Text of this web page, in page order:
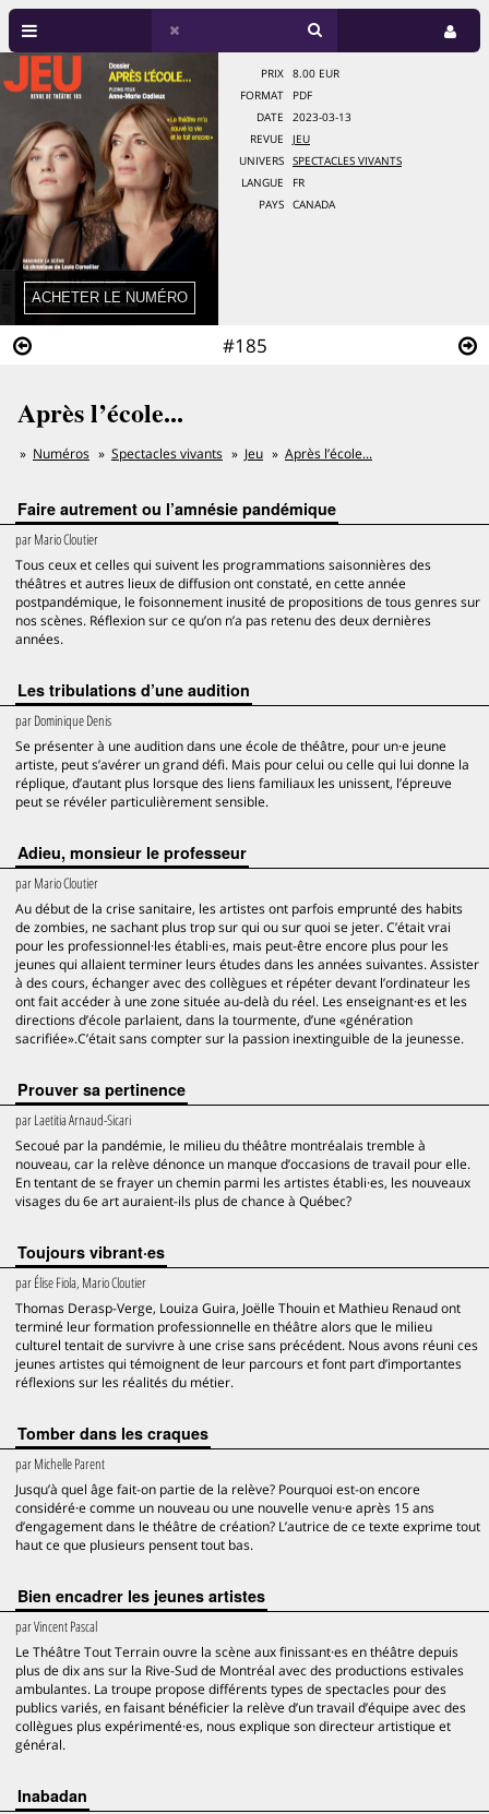
#185
PRIX
8.00 EUR
FORMAT
PDF
DATE
2023-03-13
REVUE
JEU
UNIVERS
SPECTACLES VIVANTS
LANGUE
FR
PAYS
CANADA
Après l’école...
Numéros Spectacles vivants Jeu Après l’école...
Faire autrement ou l’amnésie pandémique
parMario Cloutier
Tous ceux et celles qui suivent les programmations saisonnières des
théâtres et autres lieux de diffusion ont constaté, en cette année
postpandémique, le foisonnement inusité de propositions de tous genres sur
nos scènes. Réflexion sur ce qu’on n’a pas retenu des deux dernières
années.
Les tribulations d’une audition
parDominique Denis
Se présenter à une audition dans une école de théâtre, pour un·e jeune
artiste, peut s’avérer un grand défi. Mais pour celui ou celle qui lui donne la
réplique, d’autant plus lorsque des liens familiaux les unissent, l’épreuve
peut se révéler particulièrement sensible.
Adieu, monsieur le professeur
parMario Cloutier
Au début de la crise sanitaire, les artistes ont parfois emprunté des habits
de zombies, ne sachant plus trop sur qui ou sur quoi se jeter. C’était vrai
pour les professionnel·les établi·es, mais peut-être encore plus pour les
jeunes qui allaient terminer leurs études dans les années suivantes. Assister
à des cours, échanger avec des collègues et répéter devant l’ordinateur les
ont fait accéder à une zone située au-delà du réel. Les enseignant·es et les
directions d’école parlaient, dans la tourmente, d’une «génération
sacrifiée».C’était sans compter sur la passion inextinguible de la jeunesse.
Prouver sa pertinence
parLaetitia Arnaud-Sicari
Secoué par la pandémie, le milieu du théâtre montréalais tremble à
nouveau, car la relève dénonce un manque d’occasions de travail pour elle.
En tentant de se frayer un chemin parmi les artistes établi·es, les nouveaux
visages du 6e art auraient-ils plus de chance à Québec?
Toujours vibrant·es
parÉlise Fiola, Mario Cloutier
Thomas Derasp-Verge, Louiza Guira, Joëlle Thouin et Mathieu Renaud ont
terminé leur formation professionnelle en théâtre alors que le milieu
culturel tentait de survivre à une crise sans précédent. Nous avons réuni ces
jeunes artistes qui témoignent de leur parcours et font part d’importantes
réflexions sur les réalités du métier.
Tomber dans les craques
parMichelle Parent
Jusqu’à quel âge fait-on partie de la relève? Pourquoi est-on encore
considéré·e comme un nouveau ou une nouvelle venu·e après 15 ans
d’engagement dans le théâtre de création? L’autrice de ce texte exprime tout
haut ce que plusieurs pensent tout bas.
Bien encadrer les jeunes artistes
parVincent Pascal
Le Théâtre Tout Terrain ouvre la scène aux finissant·es en théâtre depuis
plus de dix ans sur la Rive-Sud de Montréal avec des productions estivales
ambulantes. La troupe propose différents types de spectacles pour des
publics variés, en faisant bénéficier la relève d’un travail d’équipe avec des
collègues plus expérimenté·es, nous explique son directeur artistique et
général.
Inabadan